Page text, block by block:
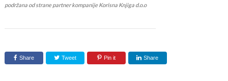
podržana od strane partner kompanije Korisna Knjiga d.o.o
Share Tweet Pin it Share